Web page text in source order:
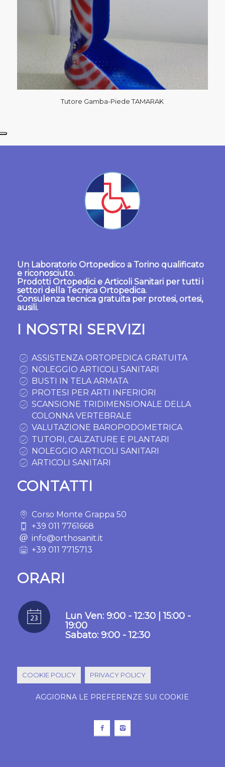
Tutore Gamba-Piede TAMARAK
Un Laboratorio Ortopedico a Torinoqualificato
e riconosciuto.
Prodotti Ortopedicie Articoli Sanitariper tutti i
settori della Tecnica Ortopedica.
Consulenza tecnica gratuita per protesi, ortesi,
ausili.
I NOSTRI SERVIZI
ASSISTENZA ORTOPEDICA GRATUITA
NOLEGGIO ARTICOLI SANITARI
BUSTI IN TELA ARMATA
PROTESI PER ARTI INFERIORI
SCANSIONE TRIDIMENSIONALE DELLA
COLONNA VERTEBRALE
VALUTAZIONE BAROPODOMETRICA
TUTORI, CALZATURE E PLANTARI
NOLEGGIO ARTICOLI SANITARI
ARTICOLI SANITARI
CONTATTI
Corso Monte Grappa 50
+39 011 7761668
info@orthosanit.it
+39 011 7715713
ORARI
Lun Ven: 9:00 - 12:30 | 15:00 -
19:00
Sabato: 9:00 - 12:30
COOKIE POLICY PRIVACY POLICY
AGGIORNA LE PREFERENZE SUI COOKIE